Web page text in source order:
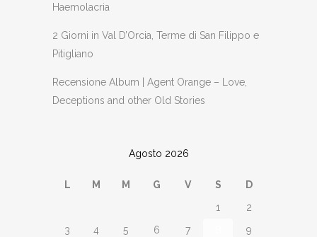
Haemolacria
2 Giorni in Val D’Orcia, Terme di San Filippo e
Pitigliano
Recensione Album | Agent Orange – Love,
Deceptions and other Old Stories
Agosto 2026
L M M G V S
D
1
2
3
4 5 6 7
9